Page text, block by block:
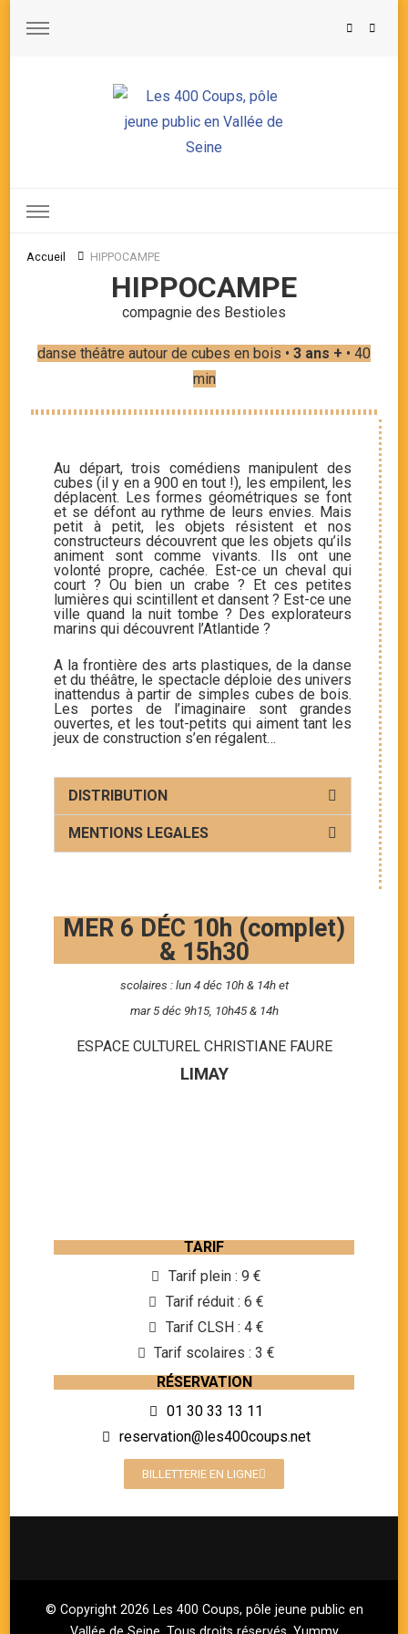
Accueil HIPPOCAMPE
HIPPOCAMPE
compagnie des Bestioles
danse théâtre autour de cubes en bois • 3 ans + • 40
min
Au départ, trois comédiens manipulent des
cubes (il y en a 900 en tout !), les empilent, les
déplacent. Les formes géométriques se font
et se défont au rythme de leurs envies. Mais
petit à petit, les objets résistent et nos
constructeurs découvrent que les objets qu’ils
animent sont comme vivants. Ils ont une
volonté propre, cachée. Est-ce un cheval qui
court ? Ou bien un crabe ? Et ces petites
lumières qui scintillent et dansent ? Est-ce une
ville quand la nuit tombe ? Des explorateurs
marins qui découvrent l’Atlantide ?
A la frontière des arts plastiques, de la danse
et du théâtre, le spectacle déploie des univers
inattendus à partir de simples cubes de bois.
Les portes de l’imaginaire sont grandes
ouvertes, et les tout-petits qui aiment tant les
jeux de construction s’en régalent…
DISTRIBUTION
MENTIONS LEGALES
MER 6 DÉC 10h (complet)
& 15h30
scolaires : lun 4 déc 10h & 14h et
mar 5 déc 9h15, 10h45 & 14h
ESPACE CULTUREL CHRISTIANE FAURE
LIMAY
TARIF
Tarif plein : 9 €
Tarif réduit : 6 €
Tarif CLSH : 4 €
Tarif scolaires : 3 €
RÉSERVATION
01 30 33 13 11
reservation@les400coups.net
BILLETTERIE EN LIGNE
© Copyright 2026 Les 400 Coups, pôle jeune public en